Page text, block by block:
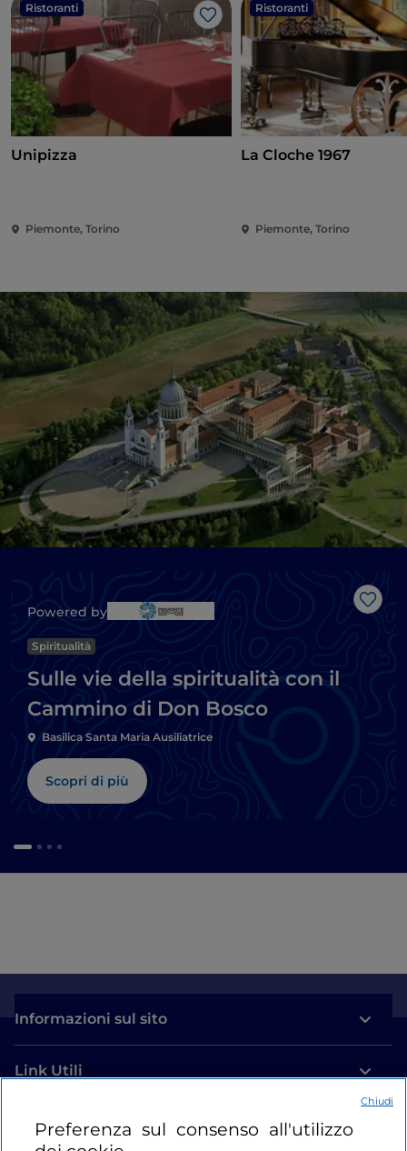
Ristoranti
Like
Unipizza
Piemonte, Torino
Ristoranti
La Cloche 1967
Piemonte, Torino
Like
Powered by
Spiritualità
Sulle vie della spiritualità con il
Cammino di Don Bosco
Basilica Santa Maria Ausiliatrice
Scopri di più
Informazioni sul sito
Link Utili
Login
Preferenza sul consenso all'utilizzo
Chiudi